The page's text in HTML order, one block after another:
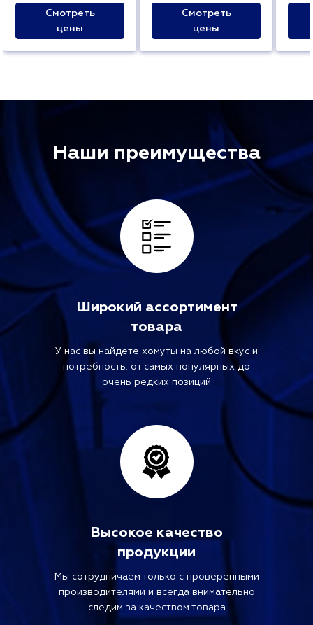
Смотреть
цены
Смотреть
цены
Наши преимущества
Широкий ассортимент
товара
У нас вы найдете хомуты на любой вкус и
потребность: от самых популярных до
очень редких позиций
Высокое качество
продукции
Мы сотрудничаем только с проверенными
производителями и всегда внимательно
следим за качеством товара